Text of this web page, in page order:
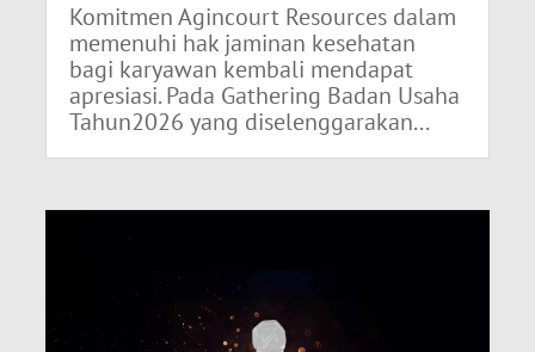
Komitmen Agincourt Resources dalam
memenuhi hak jaminan kesehatan
bagi karyawan kembali mendapat
apresiasi. Pada Gathering Badan Usaha
Tahun2026 yang diselenggarakan...